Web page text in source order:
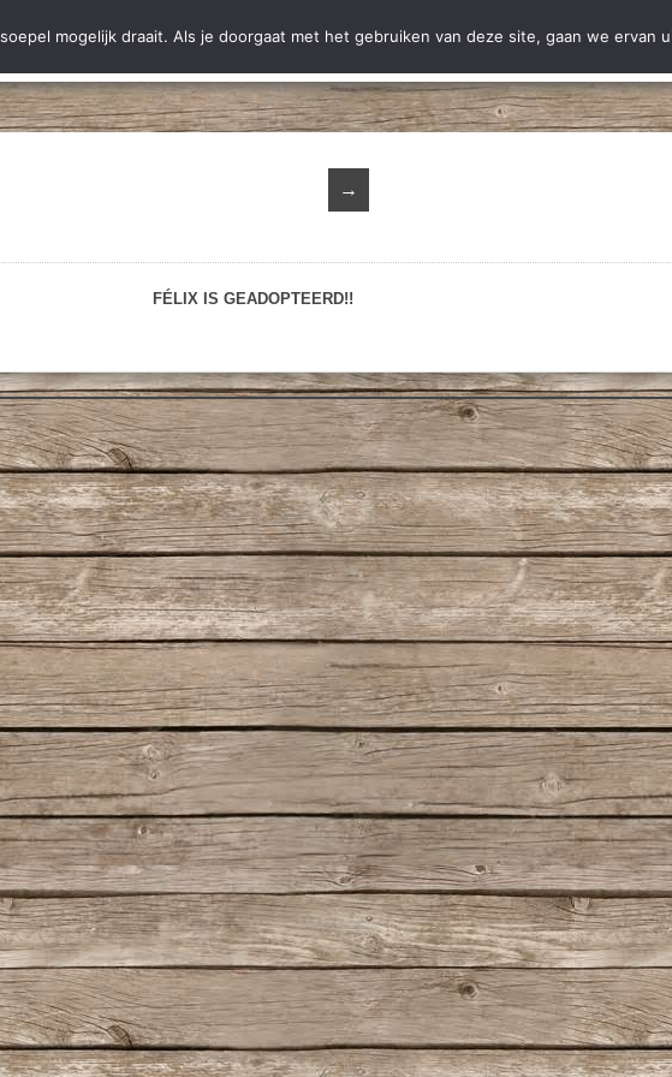
Ter adoptie Adoptie Nieuws Informatie Contact Donatie
→
FÉLIX IS GEADOPTEERD!!
mogelijk draait. Als je doorgaat met het gebruiken van deze site, gaan we ervan